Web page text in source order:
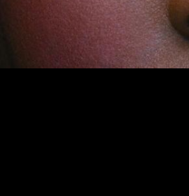
Ledisi - Turn Me Loose Verve